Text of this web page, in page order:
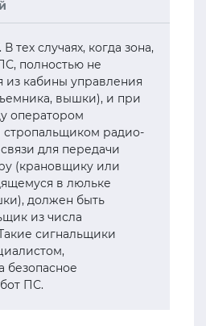
тех случаях, когда зона,
полностью не
из кабины управления
вышки), и при
оператором
радио-
для передачи
(крановщику или
в люльке
должен быть
из числа
сигнальщики
безопасное
ПС.